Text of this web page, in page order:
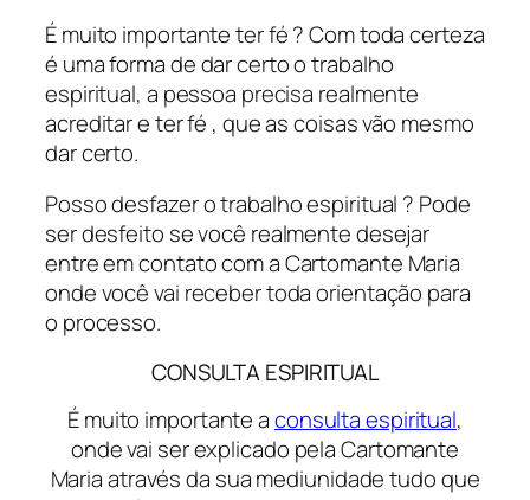
É muito importante ter fé ? Com toda certeza
é uma forma de dar certo o trabalho
espiritual, a pessoa precisa realmente
acreditar e ter fé , que as coisas vão mesmo
dar certo.
Posso desfazer o trabalho espiritual ? Pode
ser desfeito se você realmente desejar
entre em contato com a Cartomante Maria
onde você vai receber toda orientação para
o processo.
CONSULTA ESPIRITUAL
É muito importante aconsulta espiritual,
onde vai ser explicado pela Cartomante
Maria através da sua mediunidade tudo que